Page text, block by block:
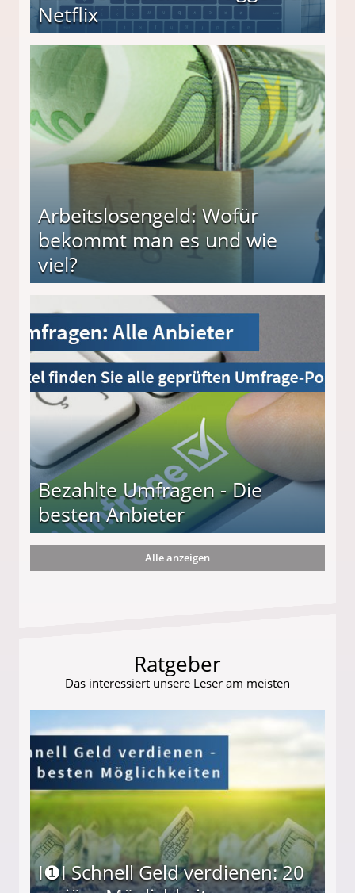
Netflix
Arbeitslosengeld: Wofür
bekommt man es und wie
viel?
und wie viel?
Bezahlte Umfragen - Die
besten Anbieter
Alle anzeigen
Ratgeber
Das interessiert unsere Leser am meisten
I❶I Schnell Geld verdienen: 20